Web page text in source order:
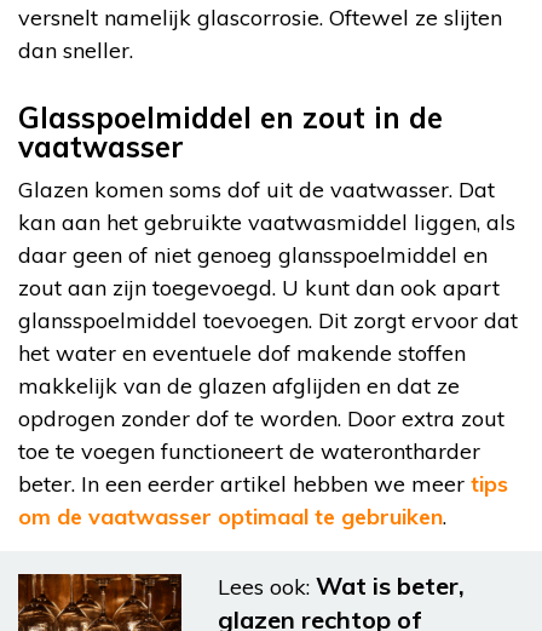
versnelt namelijk glascorrosie. Oftewel ze slijten
dan sneller.
Glasspoelmiddel en zout in de
vaatwasser
Glazen komen soms dof uit de vaatwasser. Dat
kan aan het gebruikte vaatwasmiddel liggen, als
daar geen of niet genoeg glansspoelmiddel en
zout aan zijn toegevoegd. U kunt dan ook apart
glansspoelmiddel toevoegen. Dit zorgt ervoor dat
het water en eventuele dof makende stoffen
makkelijk van de glazen afglijden en dat ze
opdrogen zonder dof te worden. Door extra zout
toe te voegen functioneert de waterontharder
beter. In een eerder artikel hebben we meer tips
om de vaatwasser optimaal te gebruiken.
Lees ook: Wat is beter,
glazen rechtop of